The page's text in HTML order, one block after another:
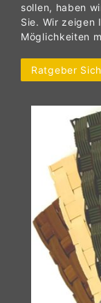
sollen, haben
Sie. Wir zeigen
Möglichkeiten
Ratgeber